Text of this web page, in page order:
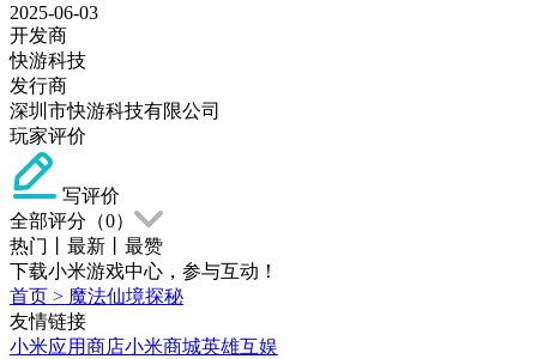
2025-06-03
开发商
快游科技
发行商
深圳市快游科技有限公司
玩家评价
写评价
全部评分（0）
热门
最新
最赞
下载小米游戏中心，参与互动！
首页 > 魔法仙境探秘
友情链接
小米应用商店小米商城英雄互娱